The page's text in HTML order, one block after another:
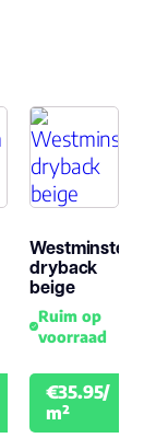
€39.95
Westminster
dryback
beige
Ruim op
voorraad
€35.95/
m²